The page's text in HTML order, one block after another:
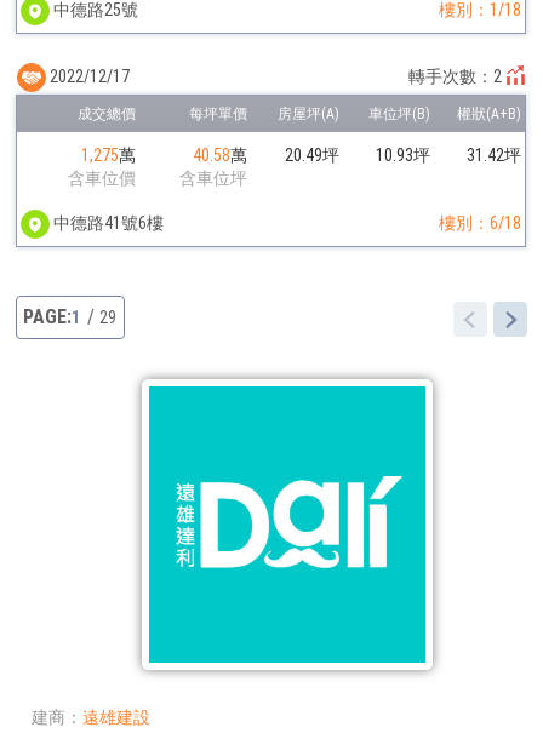
建商
遠雄建設
中德路25號 樓別：1/18
1,275萬
含車位價
40.58萬
含車位坪
20.49坪 10.93坪 31.42坪
中德路41號6樓 樓別：6/18
2022/12/17 轉手次數：2
1 29